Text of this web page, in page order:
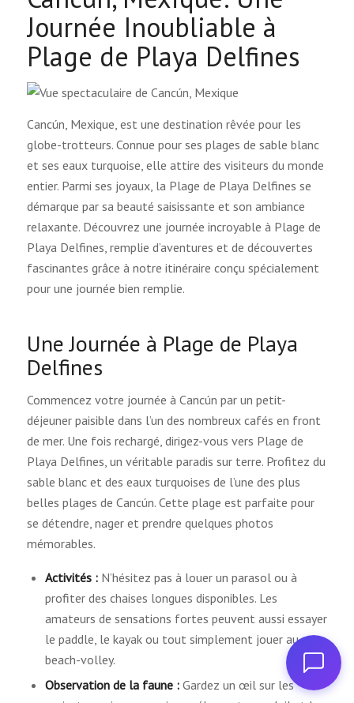
Journée Inoubliable à
Plage de Playa Delfines
Cancún, Mexique, est une destination rêvée pour les
globe-trotteurs. Connue pour ses plages de sable blanc
et ses eaux turquoise, elle attire des visiteurs du monde
entier. Parmi ses joyaux, la Plage de Playa Delfines se
démarque par sa beauté saisissante et son ambiance
relaxante. Découvrez une journée incroyable à Plage de
Playa Delfines, remplie d’aventures et de découvertes
fascinantes grâce à notre itinéraire conçu spécialement
pour une journée bien remplie.
Une Journée à Plage de Playa
Delfines
Commencez votre journée à Cancún par un petit-
déjeuner paisible dans l’un des nombreux cafés en front
de mer. Une fois rechargé, dirigez-vous vers Plage de
Playa Delfines, un véritable paradis sur terre. Profitez du
sable blanc et des eaux turquoises de l’une des plus
belles plages de Cancún. Cette plage est parfaite pour
se détendre, nager et prendre quelques photos
mémorables.
Activités :N’hésitez pas à louer un parasol ou à
profiter des chaises longues disponibles. Les
amateurs de sensations fortes peuvent aussi essayer
le paddle, le kayak ou tout simplement jouer au
beach-volley.
Observation de la faune :Gardez un œil sur les